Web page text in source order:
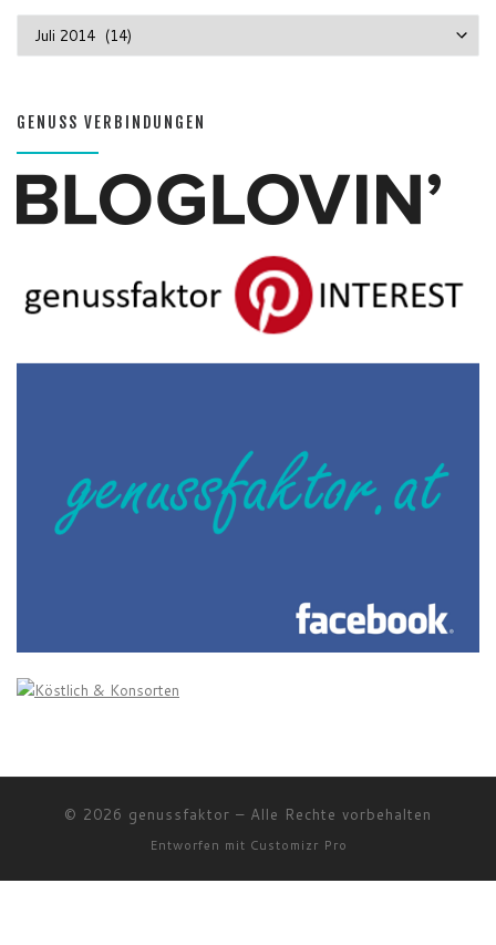
GENUSS VERBINDUNGEN
© 2026 genussfaktor – Alle Rechte vorbehalten
Entworfen mit Customizr Pro